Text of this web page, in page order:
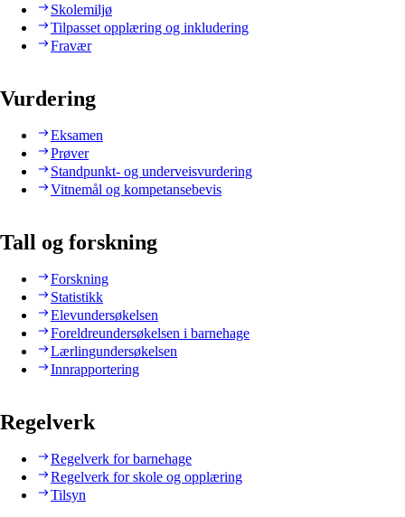
Skolemiljø
Tilpasset opplæring og inkludering
Fravær
Vurdering
Eksamen
Prøver
Standpunkt- og underveisvurdering
Vitnemål og kompetansebevis
Tall og forskning
Forskning
Statistikk
Elevundersøkelsen
Foreldreundersøkelsen i barnehage
Lærlingundersøkelsen
Innrapportering
Regelverk
Regelverk for barnehage
Regelverk for skole og opplæring
Tilsyn